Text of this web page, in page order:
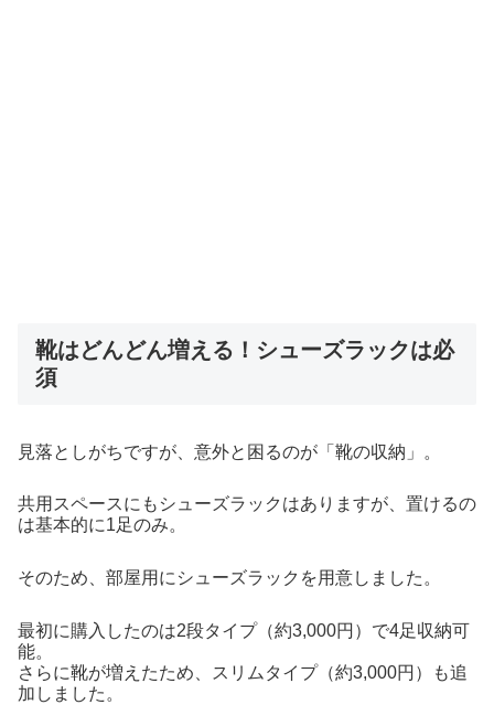
靴はどんどん増える！シューズラックは必
須
見落としがちですが、意外と困るのが「靴の収納」。
共用スペースにもシューズラックはありますが、置けるの
は基本的に1足のみ。
そのため、部屋用にシューズラックを用意しました。
最初に購入したのは2段タイプ（約3,000円）で4足収納可
能。
さらに靴が増えたため、スリムタイプ（約3,000円）も追
加しました。